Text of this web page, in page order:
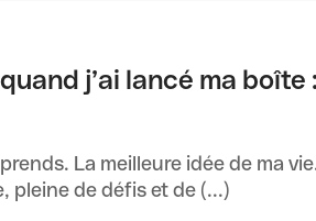
j’ai lancé ma boîte :
La meilleure idée de ma
pleine de défis et de (...)